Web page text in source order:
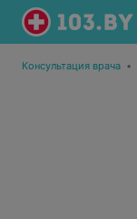
Консультация врача •